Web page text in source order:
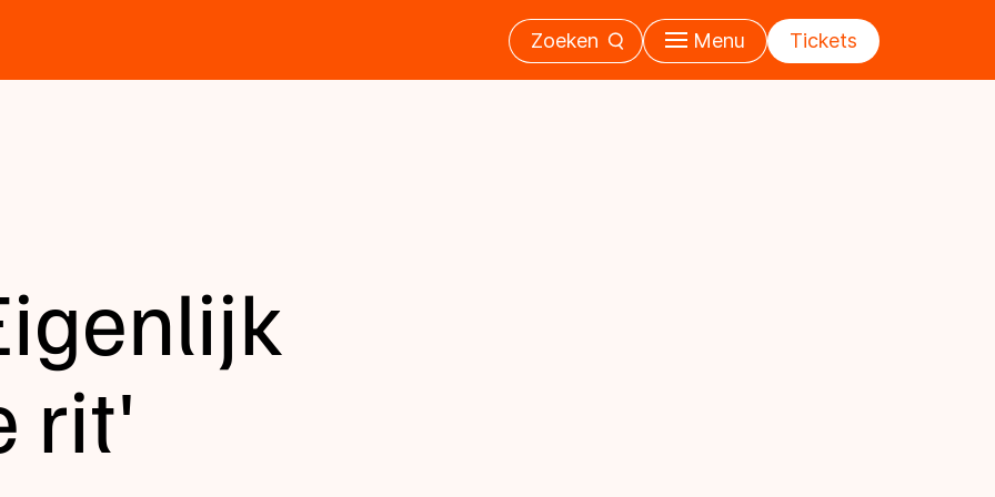
Zoeken Menu Tickets
rit'